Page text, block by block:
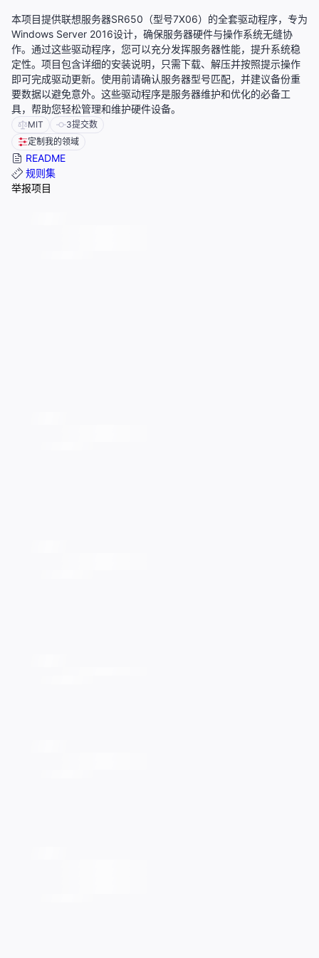
本项目提供联想服务器SR650（型号7X06）的全套驱动程序，专为
Windows Server 2016设计，确保服务器硬件与操作系统无缝协
作。通过这些驱动程序，您可以充分发挥服务器性能，提升系统稳
定性。项目包含详细的安装说明，只需下载、解压并按照提示操作
即可完成驱动更新。使用前请确认服务器型号匹配，并建议备份重
要数据以避免意外。这些驱动程序是服务器维护和优化的必备工
具，帮助您轻松管理和维护硬件设备。
MIT 3提交数
定制我的领域
README
规则集
举报项目